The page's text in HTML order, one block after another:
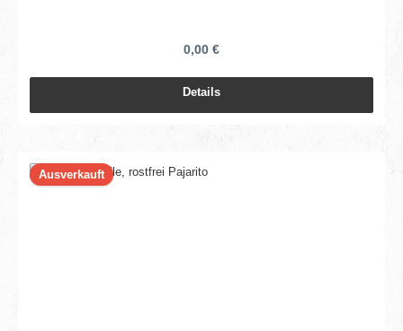
0,00 €
Details
Ausverkauft